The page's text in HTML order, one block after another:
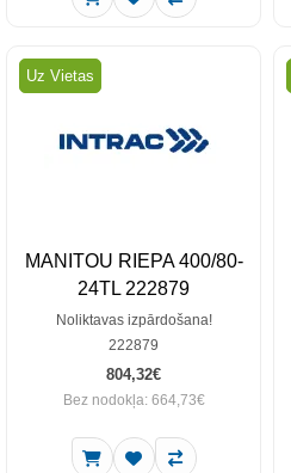
Uz Vietas
MANITOU RIEPA 400/80-
24TL 222879
Noliktavas izpārdošana!
222879
804,32€
Bez nodokļa: 664,73€